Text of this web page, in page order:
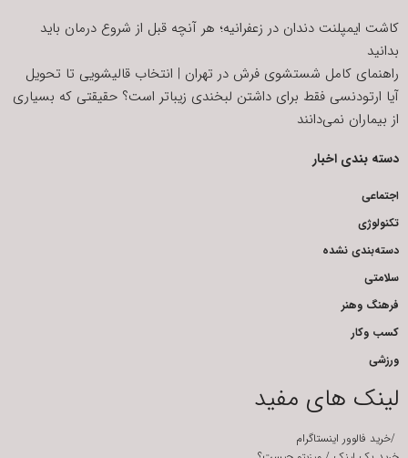
کاشت ایمپلنت دندان در زعفرانیه؛ هر آنچه قبل از شروع درمان باید
بدانید
راهنمای کامل شستشوی فرش در تهران | انتخاب قالیشویی تا تحویل
آیا ارتودنسی فقط برای داشتن لبخندی زیباتر است؟ حقیقتی که بسیاری
از بیماران نمی‌دانند
دسته بندی اخبار
اجتماعی
تکنولوژی
دسته‌بندی نشده
سلامتی
فرهنگ وهنر
کسب وکار
ورزشی
لینک های مفید
/خرید فالوور اینستاگرام